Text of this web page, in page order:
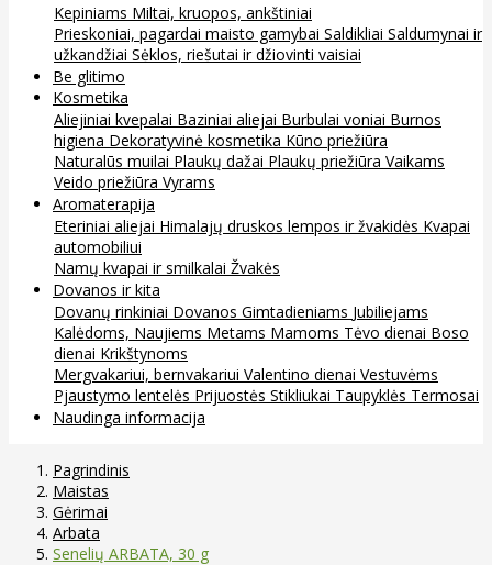
Kepiniams Miltai, kruopos, ankštiniai
Prieskoniai, pagardai maisto gamybai Saldikliai Saldumynai ir
užkandžiai Sėklos, riešutai ir džiovinti vaisiai
Be glitimo
Kosmetika
Aliejiniai kvepalai Baziniai aliejai Burbulai voniai Burnos
higiena Dekoratyvinė kosmetika Kūno priežiūra
Naturalūs muilai Plaukų dažai Plaukų priežiūra Vaikams
Veido priežiūra Vyrams
Aromaterapija
Eteriniai aliejai Himalajų druskos lempos ir žvakidės Kvapai
automobiliui
Namų kvapai ir smilkalai Žvakės
Dovanos ir kita
Dovanų rinkiniai Dovanos Gimtadieniams Jubiliejams
Kalėdoms, Naujiems Metams Mamoms Tėvo dienai Boso
dienai Krikštynoms
Mergvakariui, bernvakariui Valentino dienai Vestuvėms
Pjaustymo lentelės Prijuostės Stikliukai Taupyklės Termosai
Naudinga informacija
Pagrindinis
Maistas
Gėrimai
Arbata
Senelių ARBATA, 30 g